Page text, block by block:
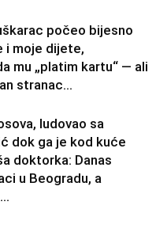
počeo bijesno
i moje dijete,
mu „platim kartu“ — ali
stranac...
ludovao sa
dok ga je kod kuće
doktorka: Danas
u Beogradu, a